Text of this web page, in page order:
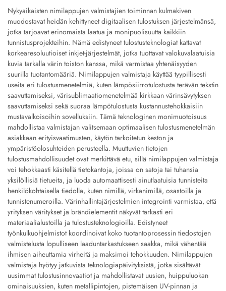
Nykyaikaisten nimilappujen valmistajien toiminnan kulmakiven
muodostavat heidän kehittyneet digitaalisen tulostuksen järjestelmänsä,
jotka tarjoavat erinomaista laatua ja monipuolisuutta kaikkiin
tunnistusprojekteihin. Nämä edistyneet tulostusteknologiat kattavat
korkearesoluutioiset inkjet-järjestelmät, jotka tuottavat valokuvalaatuisia
kuvia tarkalla värin toiston kanssa, mikä varmistaa yhtenäisyyden
suurilla tuotantomääriä. Nimilappujen valmistaja käyttää tyypillisesti
useita eri tulostusmenetelmiä, kuten lämpösiirrotulostusta terävän tekstin
saavuttamiseksi, värisublimaatiomenetelmää kirkkaan värinsävytyksen
saavuttamiseksi sekä suoraa lämpötulostusta kustannustehokkaisiin
mustavalkoisoihin sovelluksiin. Tämä teknologinen monimuotoisuus
mahdollistaa valmistajan valitsemaan optimaalisen tulostusmenetelmän
asiakkaan erityisvaatimusten, käytön tarkoitetun keston ja
ympäristöolosuhteiden perusteella. Muuttuvien tietojen
tulostusmahdollisuudet ovat merkittävä etu, sillä nimilappujen valmistaja
voi tehokkaasti käsitellä tietokantoja, joissa on satoja tai tuhansia
yksilöllisiä tietueita, ja luoda automaattisesti ainutlaatuisia tunnisteita
henkilökohtaisella tiedolla, kuten nimillä, virkanimillä, osastoilla ja
tunnistenumeroilla. Värinhallintajärjestelmien integrointi varmistaa, että
yrityksen väritykset ja brändielementit näkyvät tarkasti eri
materiaalialustoilla ja tulostusteknologioilla. Edistyneet
työnkulkuohjelmistot koordinoivat koko tuotantoprosessin tiedostojen
valmistelusta lopulliseen laaduntarkastukseen saakka, mikä vähentää
ihmisen aiheuttamia virheitä ja maksimoi tehokkuuden. Nimilappujen
valmistaja hyötyy jatkuvista teknologiapäivityksistä, jotka sisältävät
uusimmat tulostusinnovaatiot ja mahdollistavat uusien, huippuluokan
ominaisuuksien, kuten metallipintojen, pistemäisen UV-pinnan ja